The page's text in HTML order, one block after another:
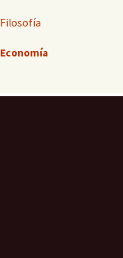
Filosofía
Economía